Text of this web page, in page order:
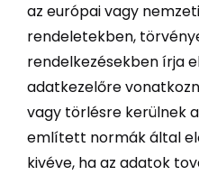
az európai vagy
rendeletekben,
rendelkezésekben írja
adatkezelőre
vagy törlésre kerülnek
említett normák által
kivéve, ha az adatok